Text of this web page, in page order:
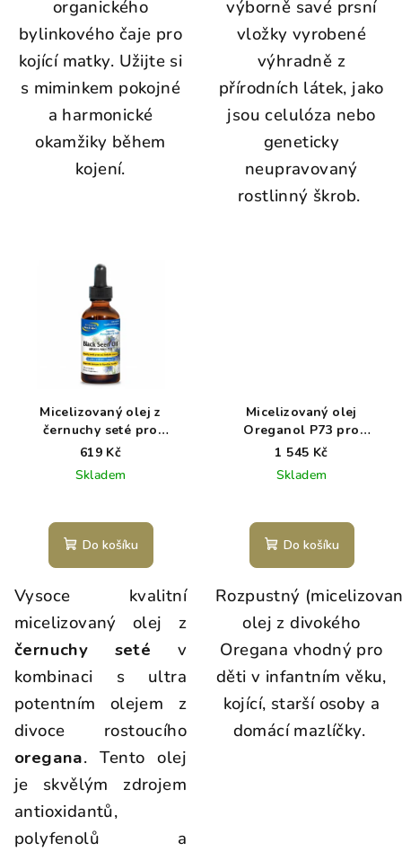
organického
bylinkového čaje pro
kojící matky. Užijte si
s miminkem pokojné
a harmonické
okamžiky během
kojení.
výborně savé prsní
vložky vyrobené
výhradně z
přírodních látek, jako
jsou celulóza nebo
geneticky
neupravovaný
rostlinný škrob.
Micelizovaný olej z
černuchy seté pro
miminka, děti a kojící -
Absorb Max
619 Kč
Skladem
Do košíku
Vysoce kvalitní
micelizovaný olej z
černuchy seté v
kombinaci s ultra
potentním olejem z
divoce rostoucího
oregana. Tento olej
je skvělým zdrojem
antioxidantů,
polyfenolů a
Micelizovaný olej
Oreganol P73 pro
miminka, děti a kojící -
H2Orega™
1 545 Kč
Skladem
Do košíku
Rozpustný
olej z divokého
Oregana vhodný pro
děti v infantním věku,
kojící, starší osoby a
domácí mazlíčky.